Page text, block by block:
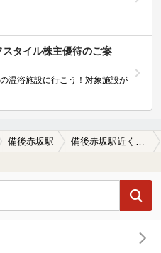
スタイル株主優待のご案
温浴施設に行こう！対象施設が
備後赤坂駅 備後赤坂駅近くの温泉宿・温泉旅館・ホテルおすすめ(2026年版)